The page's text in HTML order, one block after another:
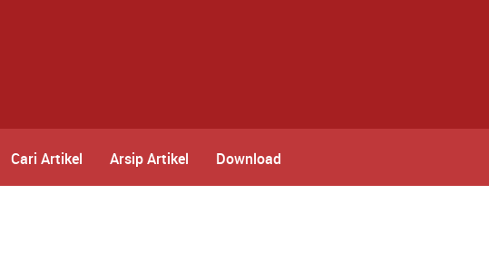
Cari Artikel Arsip Artikel Download